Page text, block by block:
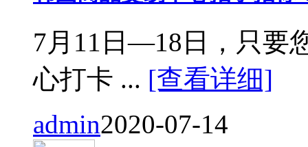
7月11日—18日，只要
心打卡 ... [查看详细]
admin2020-07-14